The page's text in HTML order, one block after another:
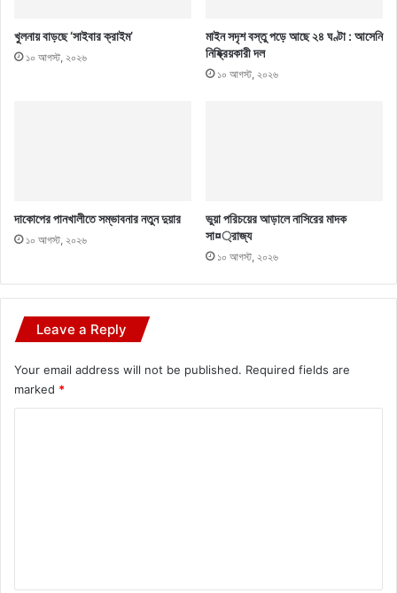
খুলনায় বাড়ছে ‘সাইবার ক্রাইম’
১০ আগস্ট, ২০২৬
মাইন সদৃশ বস্তু পড়ে আছে ২৪ ঘণ্টা : আসেনি
নিষ্ক্রিয়কারী দল
১০ আগস্ট, ২০২৬
দাকোপের পানখালীতে সম্ভাবনার নতুন দুয়ার
১০ আগস্ট, ২০২৬
ভুয়া পরিচয়ের আড়ালে নাসিরের মাদক
সা¤্রাজ্য
১০ আগস্ট, ২০২৬
Leave a Reply
Your email address will not be published. Required fields are
marked *